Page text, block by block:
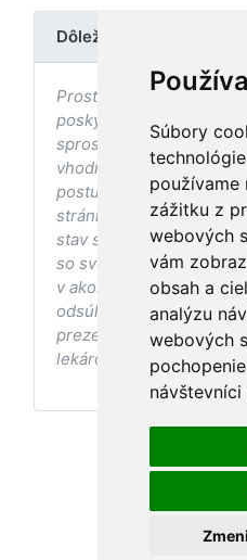
Súbory
používame
zážitku z
webových
vám
obsah a
analýzu
webových
návštevníci
Dôležité upozornenie
Prostredníctvom
poskytovaniu zdravotnej
sprostredkovaniu, ani k
vhodných postupoch v
postupov a odporúčaní
stránke s ohľadom na
stav sa pred ich
so svojím ošetrujúcim
v akomkoľvek štádiu
odsúhlasenia postupov
prezentovaných na
lekárom tieto postupy a